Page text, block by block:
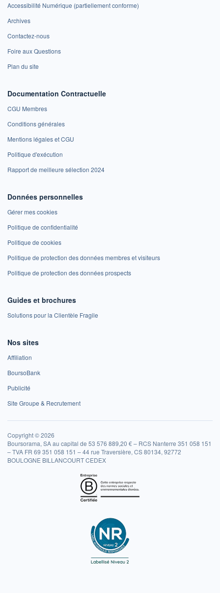
Accessibilité Numérique (partiellement conforme)
Archives
Contactez-nous
Foire aux Questions
Plan du site
Documentation Contractuelle
CGU Membres
Conditions générales
Mentions légales et CGU
Politique d'exécution
Rapport de meilleure sélection 2024
Données personnelles
Gérer mes cookies
Politique de confidentialité
Politique de cookies
Politique de protection des données membres et visiteurs
Politique de protection des données prospects
Guides et brochures
Solutions pour la Clientèle Fragile
Nos sites
Affiliation
BoursoBank
Publicité
Site Groupe & Recrutement
Copyright © 2026
Boursorama, SA au capital de 53 576 889,20 € – RCS Nanterre 351 058 151
– TVA FR 69 351 058 151 – 44 rue Traversière, CS 80134, 92772
BOULOGNE BILLANCOURT CEDEX